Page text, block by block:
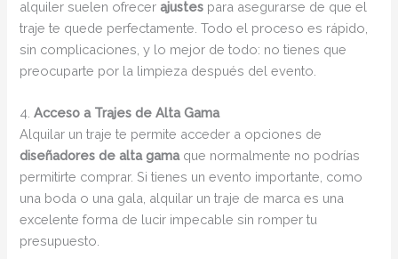
alquiler suelen ofrecerajustes para asegurarse de que el
traje te quede perfectamente. Todo el proceso es rápido,
sin complicaciones, y lo mejor de todo: no tienes que
preocuparte por la limpieza después del evento.
4.Acceso a Trajes de Alta Gama
Alquilar un traje te permite acceder a opciones de
diseñadores de alta gamaque normalmente no podrías
permitirte comprar. Si tienes un evento importante, como
una boda o una gala, alquilar un traje de marca es una
excelente forma de lucir impecable sin romper tu
presupuesto.